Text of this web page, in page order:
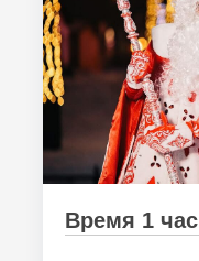
Время 1 час